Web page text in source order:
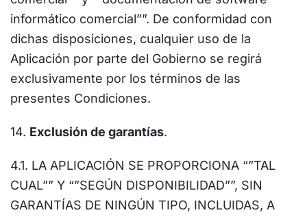
informático comercial””. De conformidad con
dichas disposiciones, cualquier uso de la
Aplicación por parte del Gobierno se regirá
exclusivamente por los términos de las
presentes Condiciones.
14. Exclusión de garantías.
4.1. LA APLICACIÓN SE PROPORCIONA “”TAL
CUAL”” Y “”SEGÚN DISPONIBILIDAD””, SIN
GARANTÍAS DE NINGÚN TIPO, INCLUIDAS, A